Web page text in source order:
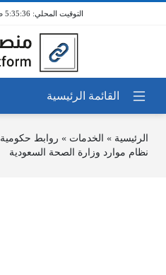
5:35:36 ص / 8 أغسطس 2026
الرئيسية » الخدمات » روابط حكومية
نظام موارد وزارة الصحة السعودية